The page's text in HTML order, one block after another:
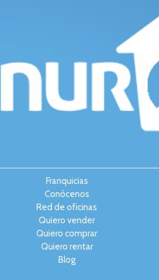
Franquicias
Conócenos
Red de oficinas
Quiero vender
Quiero comprar
Quiero rentar
Blog